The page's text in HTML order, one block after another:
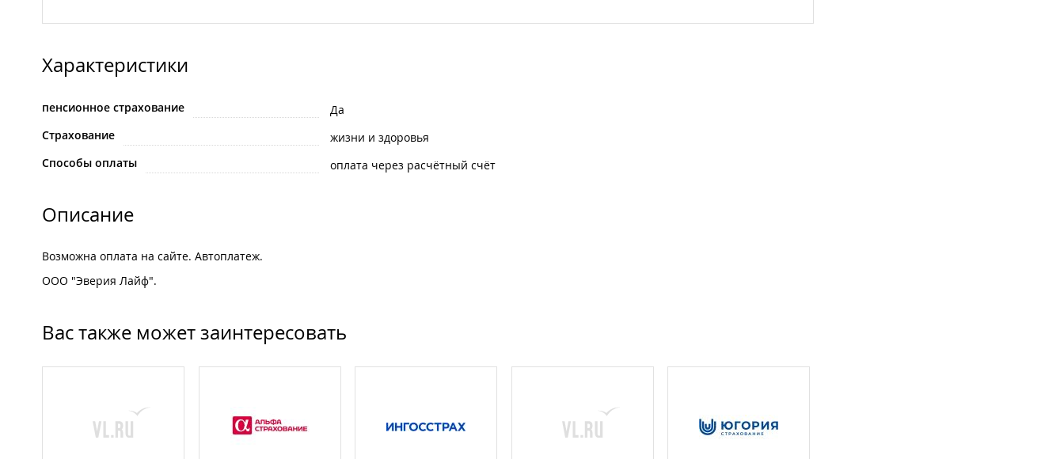
Характеристики
пенсионное страхование
Да
Страхование
жизни и здоровья
Способы оплаты
оплата через расчётный счёт
Описание
Возможна оплата на сайте. Автоплатеж.
ООО "Эверия Лайф".
Вас также может заинтересовать